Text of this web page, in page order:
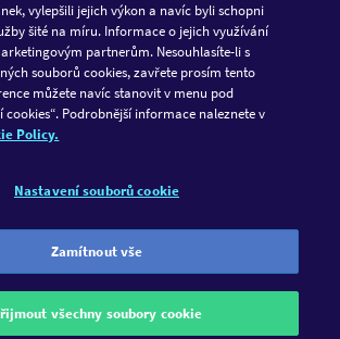
kasino. Hraní by mělo být pouhou
hrát jenom s virtuální herní měnou
by měla být vždy nejdůležitějším aspektem
neumožňuje převést Twisty na
vylepšili jejich výkon a navíc byli schopni
šité na míru. Informace o jejich využívání
partnerům. Nesouhlasíte-li s
souborů cookies, zavřete prosím tento
můžete navíc stanovit v menu pod
cookies“. Podrobnější informace naleznete v
Policy.
Nastavení souborů cookie
Zamítnout vše
všechny soubory cookie